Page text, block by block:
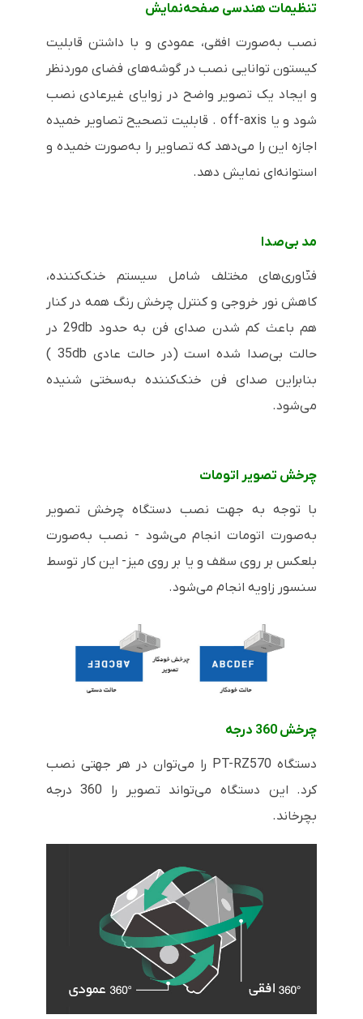
تنظیمات هندسی صفحه‌نمایش
نصب به‌صورت افقی، عمودی و با داشتن قابلیت
کیستون توانایی نصب در گوشه‌های فضای موردنظر
و ایجاد یک تصویر واضح در زوایای غیرعادی نصب
شود و یا off-axis . قابلیت تصحیح تصاویر خمیده
اجازه این را می‌دهد که تصاویر را به‌صورت خمیده و
استوانه‌ای نمایش دهد.
مد بی‌صدا
فنّاوری‌های مختلف شامل سیستم خنک‌کننده،
کاهش نور خروجی و کنترل چرخش رنگ همه در کنار
هم باعث کم شدن صدای فن به حدود 29dbدر
حالت بی‌صدا شده است (در حالت عادی 35db
)
بنابراین صدای فن خنک‌کننده به‌سختی شنیده
می‌شود.
چرخش تصویر اتومات
با توجه به جهت نصب دستگاه چرخش تصویر
به‌صورت اتومات انجام می‌شود - نصب به‌صورت
بلعکس بر روی سقف و یا بر روی میز- این کار توسط
سنسور زاویه انجام می‌شود.
چرخش 360 درجه
دستگاه PT-RZ570 را می‌توان در هر جهتی نصب
کرد. این دستگاه می‌تواند تصویر را 360 درجه
بچرخاند.